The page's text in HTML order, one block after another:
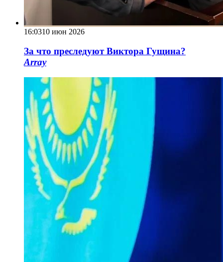
16:0310 июн 2026
За что преследуют Виктора Гущина?
Array